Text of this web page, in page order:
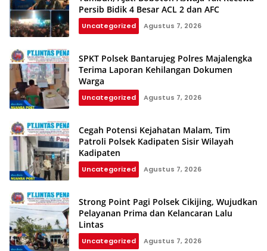
Persib Bidik 4 Besar ACL 2 dan AFC
Uncategorized Agustus 7, 2026
SPKT Polsek Bantarujeg Polres Majalengka
Terima Laporan Kehilangan Dokumen
Warga
Uncategorized Agustus 7, 2026
Cegah Potensi Kejahatan Malam, Tim
Patroli Polsek Kadipaten Sisir Wilayah
Kadipaten
Uncategorized Agustus 7, 2026
Strong Point Pagi Polsek Cikijing, Wujudkan
Pelayanan Prima dan Kelancaran Lalu
Lintas
Uncategorized Agustus 7, 2026